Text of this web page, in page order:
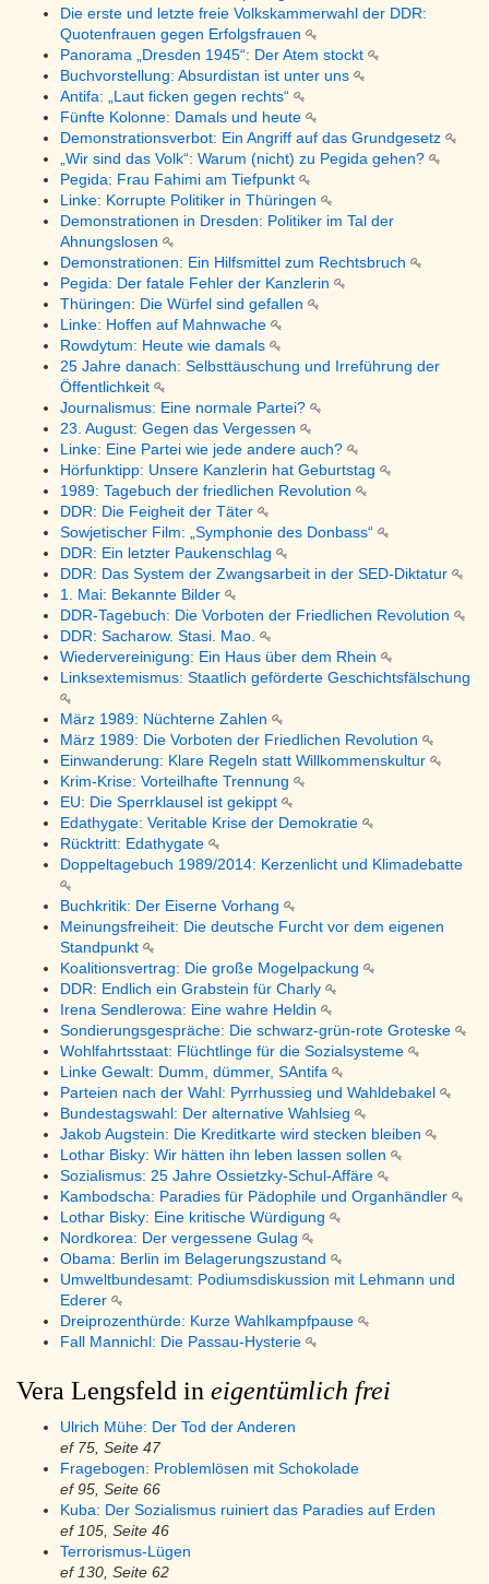
Die erste und letzte freie Volkskammerwahl der DDR:
Quotenfrauen gegen Erfolgsfrauen
Panorama „Dresden 1945“: Der Atem stockt
Buchvorstellung: Absurdistan ist unter uns
Antifa: „Laut ficken gegen rechts“
Fünfte Kolonne: Damals und heute
Demonstrationsverbot: Ein Angriff auf das Grundgesetz
„Wir sind das Volk“: Warum (nicht) zu Pegida gehen?
Pegida: Frau Fahimi am Tiefpunkt
Linke: Korrupte Politiker in Thüringen
Demonstrationen in Dresden: Politiker im Tal der
Ahnungslosen
Demonstrationen: Ein Hilfsmittel zum Rechtsbruch
Pegida: Der fatale Fehler der Kanzlerin
Thüringen: Die Würfel sind gefallen
Linke: Hoffen auf Mahnwache
Rowdytum: Heute wie damals
25 Jahre danach: Selbsttäuschung und Irreführung der
Öffentlichkeit
Journalismus: Eine normale Partei?
23. August: Gegen das Vergessen
Linke: Eine Partei wie jede andere auch?
Hörfunktipp: Unsere Kanzlerin hat Geburtstag
1989: Tagebuch der friedlichen Revolution
DDR: Die Feigheit der Täter
Sowjetischer Film: „Symphonie des Donbass“
DDR: Ein letzter Paukenschlag
DDR: Das System der Zwangsarbeit in der SED-Diktatur
1. Mai: Bekannte Bilder
DDR-Tagebuch: Die Vorboten der Friedlichen Revolution
DDR: Sacharow. Stasi. Mao.
Wiedervereinigung: Ein Haus über dem Rhein
Linksextemismus: Staatlich geförderte Geschichtsfälschung
März 1989: Nüchterne Zahlen
März 1989: Die Vorboten der Friedlichen Revolution
Einwanderung: Klare Regeln statt Willkommenskultur
Krim-Krise: Vorteilhafte Trennung
EU: Die Sperrklausel ist gekippt
Edathygate: Veritable Krise der Demokratie
Rücktritt: Edathygate
Doppeltagebuch 1989/2014: Kerzenlicht und Klimadebatte
Buchkritik: Der Eiserne Vorhang
Meinungsfreiheit: Die deutsche Furcht vor dem eigenen
Standpunkt
Koalitionsvertrag: Die große Mogelpackung
DDR: Endlich ein Grabstein für Charly
Irena Sendlerowa: Eine wahre Heldin
Sondierungsgespräche: Die schwarz-grün-rote Groteske
Wohlfahrtsstaat: Flüchtlinge für die Sozialsysteme
Linke Gewalt: Dumm, dümmer, SAntifa
Parteien nach der Wahl: Pyrrhussieg und Wahldebakel
Bundestagswahl: Der alternative Wahlsieg
Jakob Augstein: Die Kreditkarte wird stecken bleiben
Lothar Bisky: Wir hätten ihn leben lassen sollen
Sozialismus: 25 Jahre Ossietzky-Schul-Affäre
Kambodscha: Paradies für Pädophile und Organhändler
Lothar Bisky: Eine kritische Würdigung
Nordkorea: Der vergessene Gulag
Obama: Berlin im Belagerungszustand
Umweltbundesamt: Podiumsdiskussion mit Lehmann und
Ederer
Dreiprozenthürde: Kurze Wahlkampfpause
Fall Mannichl: Die Passau-Hysterie
Vera Lengsfeld in eigentümlich frei
Ulrich Mühe: Der Tod der Anderen
ef 75, Seite 47
Fragebogen: Problemlösen mit Schokolade
ef 95, Seite 66
Kuba: Der Sozialismus ruiniert das Paradies auf Erden
ef 105, Seite 46
Terrorismus-Lügen
ef 130, Seite 62